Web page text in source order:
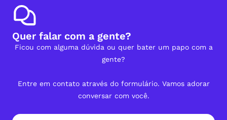
Quer falar com a gente?
Ficou com alguma dúvida ou quer bater um papo com a
gente?
Entre em contato através do formulário. Vamos adorar
conversar com você.